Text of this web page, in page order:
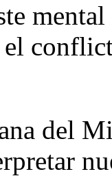
el
del